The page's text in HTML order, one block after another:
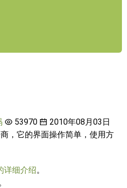
53970
2010年08月03日
，它的界面操作简单，使用方
详细介绍。